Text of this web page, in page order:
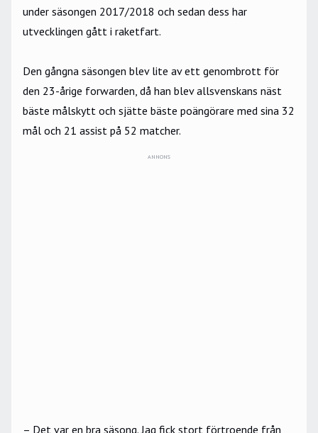
under säsongen 2017/2018 och sedan dess har
utvecklingen gått i raketfart.
Den gångna säsongen blev lite av ett genombrott för
den 23-årige forwarden, då han blev allsvenskans näst
bäste målskytt och sjätte bäste poängörare med sina 32
mål och 21 assist på 52 matcher.
ANNONS
– Det var en bra säsong. Jag fick stort förtroende från